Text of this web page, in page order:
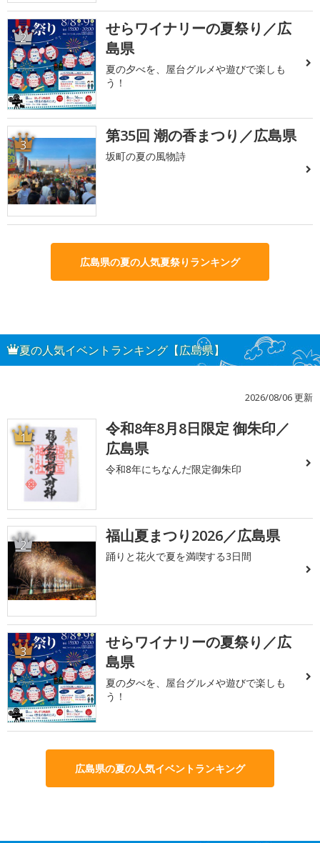
2
せらワイナリーの夏祭り／広
島県
夏の夕べを、屋台グルメや遊びで楽しも
う！
3 第35回 潮の香まつり／広島県
坂町の夏の風物詩
広島県の夏の人気夏祭りランキング
夏の人気イベントランキング【広島県】
2026/08/06 更新
1
令和8年8月8日限定 御朱印／
広島県
令和8年にちなんだ限定御朱印
2 福山夏まつり2026／広島県
踊りと花火で夏を満喫する3日間
3
せらワイナリーの夏祭り／広
島県
夏の夕べを、屋台グルメや遊びで楽しも
う！
広島県の夏の人気イベントランキング